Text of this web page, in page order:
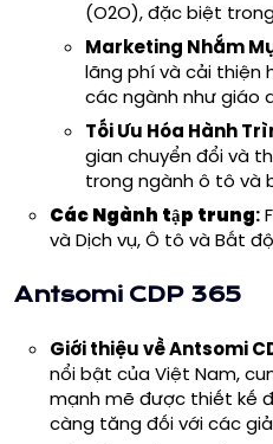
(O2O), đặc biệt
Marketing Nhắm
lãng phí và cải thiện
các ngành như giáo
Tối Ưu Hóa Hành
gian chuyển đổi và
trong ngành ô tô và
CácNgành tập trung:
và Dịch vụ, Ô tô và Bất
Antsomi CDP 365
Giới thiệu vềAntsomi
nổi bật của Việt Nam,
mạnh mẽ được thiết kế
càng tăng đối với các